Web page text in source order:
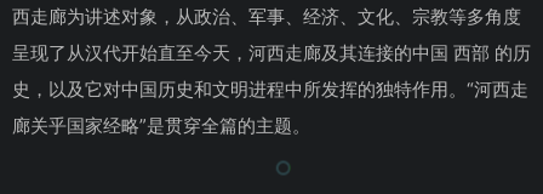
西走廊为讲述对象，从政治、军事、经济、文化、宗教等多角度
呈现了从汉代开始直至今天，河西走廊及其连接的中国 西部 的历
史，以及它对中国历史和文明进程中所发挥的独特作用。“河西走
廊关乎国家经略”是贯穿全篇的主题。